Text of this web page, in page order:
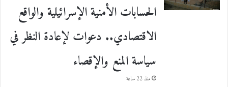
الحسابات الأمنية الإسرائيلية والواقع
الاقتصادي.. دعوات لإعادة النظر في
سياسة المنع والإقصاء
منذ 22 ساعة